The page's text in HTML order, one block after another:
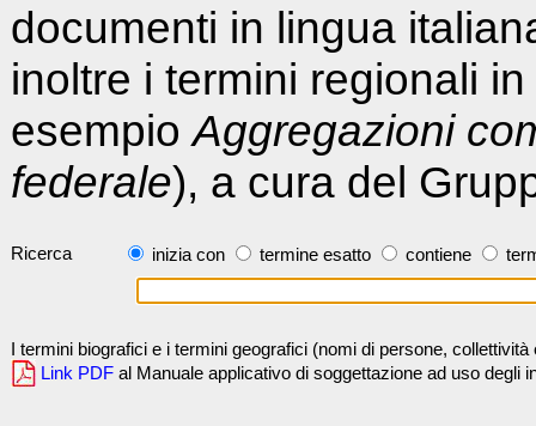
documenti in lingua
inoltre i termini regionali
esempioAggregazioni
federale), a cura del
Ricerca inizia con termine esatto contiene
I termini biografici e i termini geografici (nomi di persone,
Link PDF al Manuale applicativo di soggettazione ad uso degli